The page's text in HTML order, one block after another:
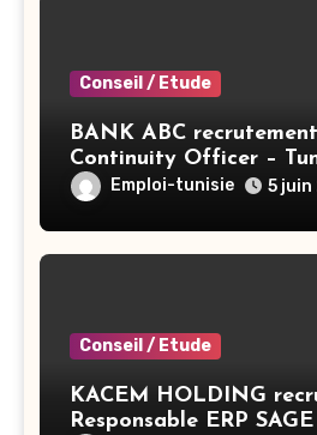
Conseil / Etude
BANK ABC
Continuity Officer –
Emploi-tunisie 5 juin
Conseil / Etude
KACEM HOLDING
Responsable ERP